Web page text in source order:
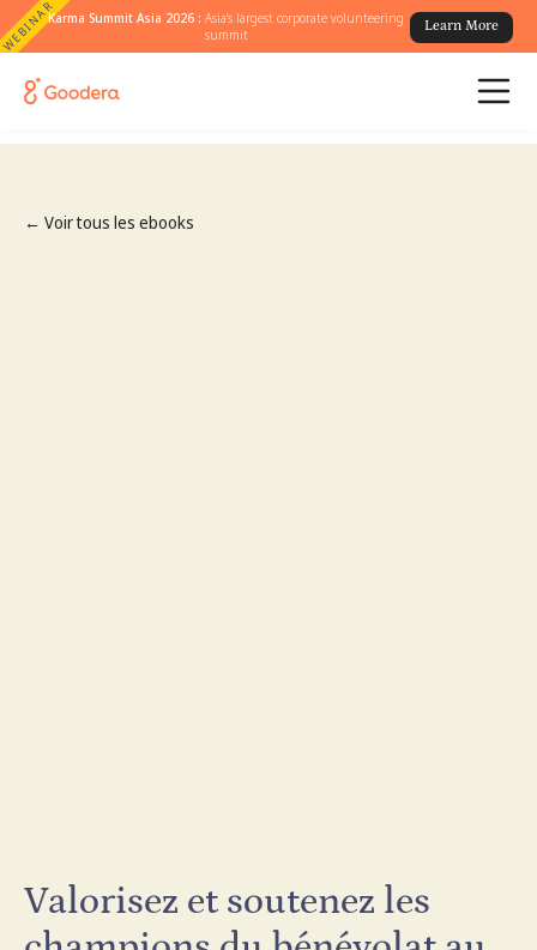
WEBINARKarma Summit Asia 2026 :Asia's largest corporate volunteering
summit
Learn More
← Voir tous les ebooks
Valorisez et soutenez les